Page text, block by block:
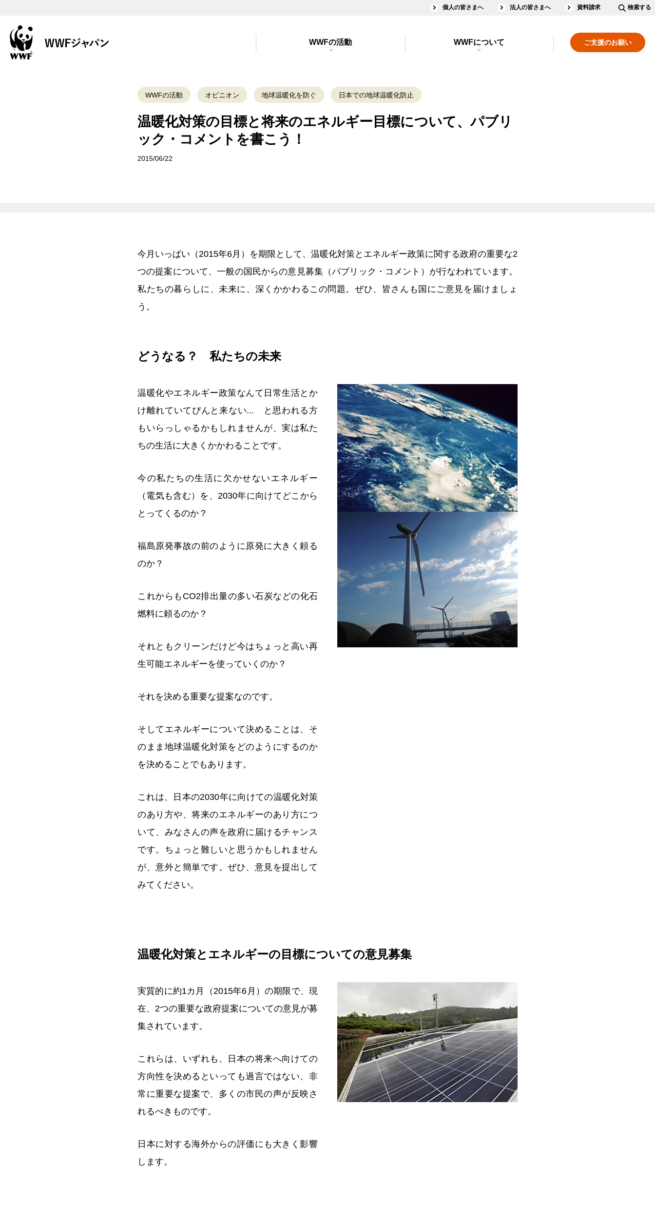
個人の皆さまへ 法人の皆さまへ 資料請求 検索する
ご支援のお願い
WWFの活動 WWFについて
WWFの活動 オピニオン 地球温暖化を防ぐ 日本での地球温暖化防止
温暖化対策の目標と将来のエネルギー目標について、パブリ
ック・コメントを書こう！
2015/06/22
今月いっぱい（2015年6月）を期限として、温暖化対策とエネルギー政策に関する政府の重要な2
つの提案について、一般の国民からの意見募集（パブリック・コメント）が行なわれています。
私たちの暮らしに、未来に、深くかかわるこの問題。ぜひ、皆さんも国にご意見を届けましょ
う。
どうなる？ 私たちの未来
温暖化やエネルギー政策なんて日常生活とか
け離れていてぴんと来ない... と思われる方
もいらっしゃるかもしれませんが、実は私た
ちの生活に大きくかかわることです。
今の私たちの生活に欠かせないエネルギー
（電気も含む）を、2030年に向けてどこから
とってくるのか？
福島原発事故の前のように原発に大きく頼る
のか？
これからもCO2排出量の多い石炭などの化石
燃料に頼るのか？
それともクリーンだけど今はちょっと高い再
生可能エネルギーを使っていくのか？
それを決める重要な提案なのです。
そしてエネルギーについて決めることは、そ
のまま地球温暖化対策をどのようにするのか
を決めることでもあります。
これは、日本の2030年に向けての温暖化対策
のあり方や、将来のエネルギーのあり方につ
いて、みなさんの声を政府に届けるチャンス
です。ちょっと難しいと思うかもしれません
が、意外と簡単です。ぜひ、意見を提出して
みてください。
温暖化対策とエネルギーの目標についての意見募集
実質的に約1カ月（2015年6月）の期限で、現
在、2つの重要な政府提案についての意見が募
集されています。
これらは、いずれも、日本の将来へ向けての
方向性を決めるといっても過言ではない、非
常に重要な提案で、多くの市民の声が反映さ
れるべきものです。
日本に対する海外からの評価にも大きく影響
します。